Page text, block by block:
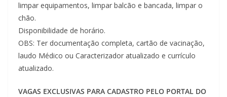
limpar equipamentos, limpar balcão e bancada, limpar o
chão.
Disponibilidade de horário.
OBS: Ter documentação completa, cartão de vacinação,
laudo Médico ou Caracterizador atualizado e currículo
atualizado.
VAGAS EXCLUSIVAS PARA CADASTRO PELO PORTAL DO